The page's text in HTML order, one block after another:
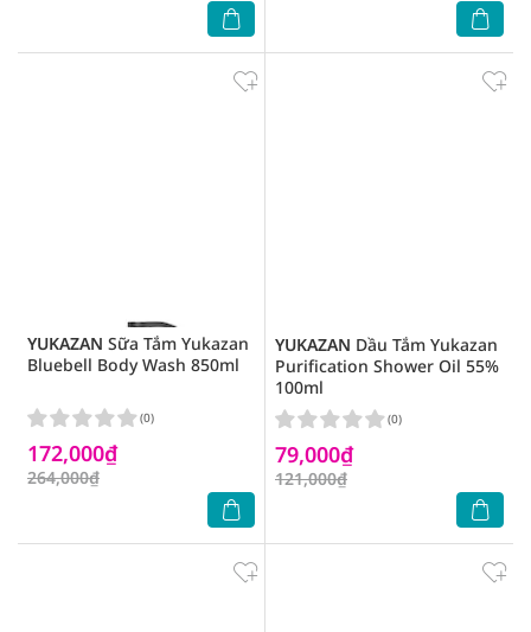
YUKAZAN Sữa Tắm Yukazan
Bluebell Body Wash 850ml
172,000₫
264,000₫
(0)
YUKAZAN Dầu Tắm Yukazan
Purification Shower Oil 55%
100ml
79,000₫
121,000₫
(0)